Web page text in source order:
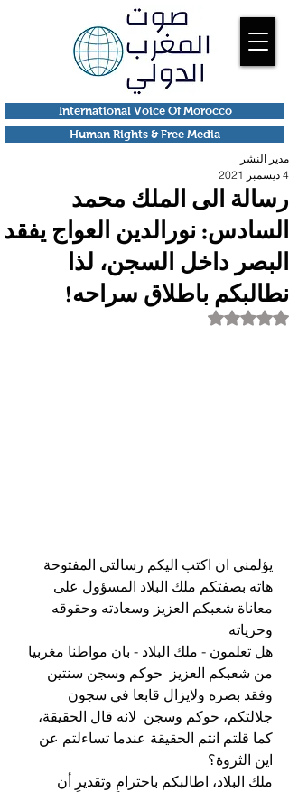
Human Rights & Free Media
International Voice Of Morocco
رسالة الى الملك محمد
السادس: نورالدين العواج يفقد
البصر داخل السجن، لذا
نطالبكم باطلاق سراحه!
مدير النشر
4 ديسمبر 2021
تم التقييم بـ ليس رقمًا من أصل 5 نجوم.
يؤلمني ان اكتب اليكم رسالتي المفتوحة
هاته بصفتكم ملك البلاد المسؤول على
معاناة شعبكم العزيز وسعادته وحقوقه
وحرياته
هل تعلمون - ملك البلاد - بان مواطنا مغربيا
من شعبكم العزيز  حوكم وسجن سنتين
وفقد بصره ولايزال قابعا في سجون
جلالتكم، حوكم وسجن  لانه قال الحقيقة،
كما قلتم انتم الحقيقة عندما تساءلتم عن
اين الثروة؟
ملك البلاد، اطالبكم باحترامٍ وتقديرٍ أن